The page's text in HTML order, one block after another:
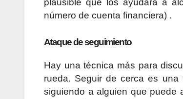
plausible que los ayudará a
número de cuenta financiera) .
Ataque de seguimiento
Hay una técnica más para
rueda. Seguir de cerca es una
siguiendo a alguien que puede